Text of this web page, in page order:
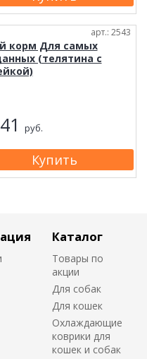
арт.: 2543
корм Для самых
(телятина с
руб.
Каталог
Товары по
акции
Для собак
Для кошек
Охлаждающие
коврики для
кошек и собак